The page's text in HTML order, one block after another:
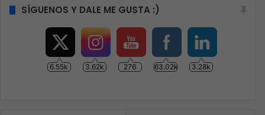
SÍGUENOS Y DALE ME GUSTA :)
6.55k 3.62k 276 63.02k 3.28k